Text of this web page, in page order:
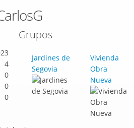
4
0
0
0
Grupos
Jardines de
Segovia
Vivienda
Obra
Nueva